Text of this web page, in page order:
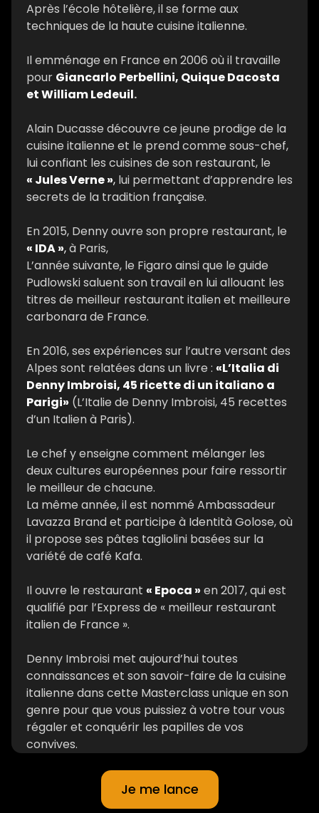
Après l’école hôtelière, il se forme aux
techniques de la haute cuisine italienne.
Il emménage en France en 2006 où il travaille
pour Giancarlo Perbellini, Quique Dacosta
et William Ledeuil.
Alain Ducasse découvre ce jeune prodige de la
cuisine italienne et le prend comme sous-chef,
lui confiant les cuisines de son restaurant, le
« Jules Verne », lui permettant d’apprendre les
secrets de la tradition française.
En 2015, Denny ouvre son propre restaurant, le
« IDA »,à Paris,
L’année suivante, le Figaro ainsi que le guide
Pudlowski saluent son travail en lui allouant les
titres de meilleur restaurant italien et meilleure
carbonara de France.
En 2016, ses expériences sur l’autre versant des
Alpes sont relatées dans un livre : «L’Italia di
Denny Imbroisi, 45 ricette di un italiano a
Parigi» (L’Italie de Denny Imbroisi, 45 recettes
d’un Italien à Paris).
Le chef y enseigne comment mélanger les
deux cultures européennes pour faire ressortir
le meilleur de chacune.
La même année, il est nommé Ambassadeur
Lavazza Brand et participe à Identità Golose, où
il propose ses pâtes tagliolini basées sur la
variété de café Kafa.
Il ouvre le restaurant « Epoca » en 2017, qui est
qualifié par l’Express de « meilleur restaurant
italien de France ».
Denny Imbroisi met aujourd’hui toutes
connaissances et son savoir-faire de la cuisine
italienne dans cette Masterclass unique en son
genre pour que vous puissiez à votre tour vous
régaler et conquérir les papilles de vos
convives.
Je me lance